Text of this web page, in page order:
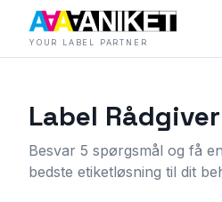
YOUR LABEL PARTNER
Label Rådgiver
Besvar 5 spørgsmål og få
bedste etiketløsning til dit